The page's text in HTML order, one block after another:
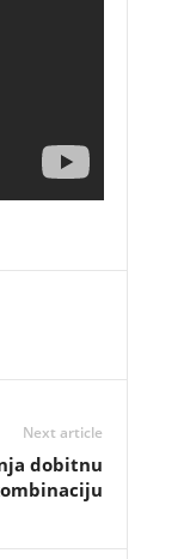
Next article
dobitnu